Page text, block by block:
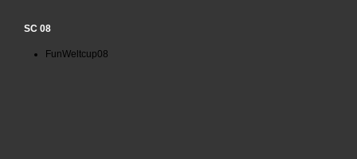
SC 08
FunWeltcup08